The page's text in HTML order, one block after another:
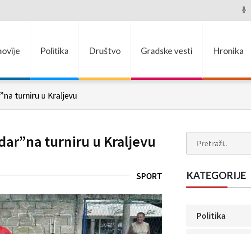
Politika Društvo Gradske vesti Hronika
turniru u Kraljevu
turniru u Kraljevu
SPORT KATEGORIJE
Politika